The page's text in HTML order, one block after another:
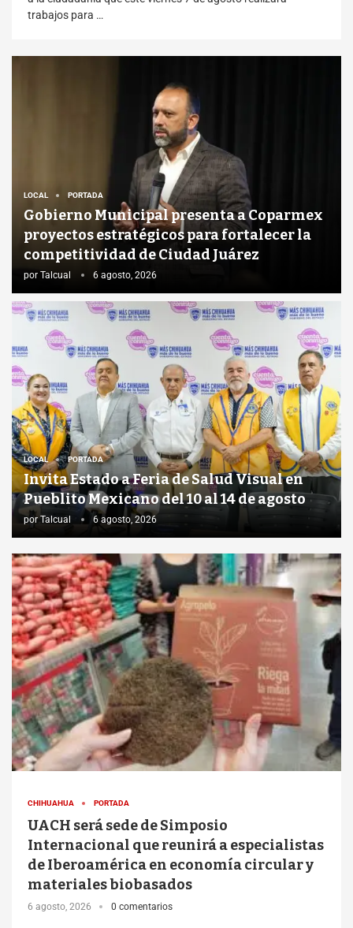
trabajos para …
LOCAL PORTADA
Gobierno Municipal presenta a Coparmex
proyectos estratégicos para fortalecer la
competitividad de Ciudad Juárez
por Talcual 6 agosto, 2026
LOCAL PORTADA
Invita Estado a Feria de Salud Visual en
Pueblito Mexicano del 10 al 14 de agosto
porTalcual 6 agosto, 2026
CHIHUAHUA PORTADA
UACH será sede de Simposio
Internacional que reunirá a especialistas
de Iberoamérica en economía circular y
materiales biobasados
6 agosto, 2026 0 comentarios